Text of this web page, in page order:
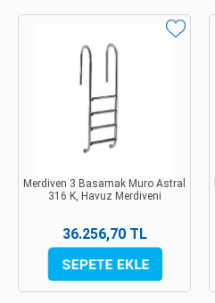
Merdiven 3 Basamak Muro Astral
316 K, Havuz Merdiveni
36.256,70 TL